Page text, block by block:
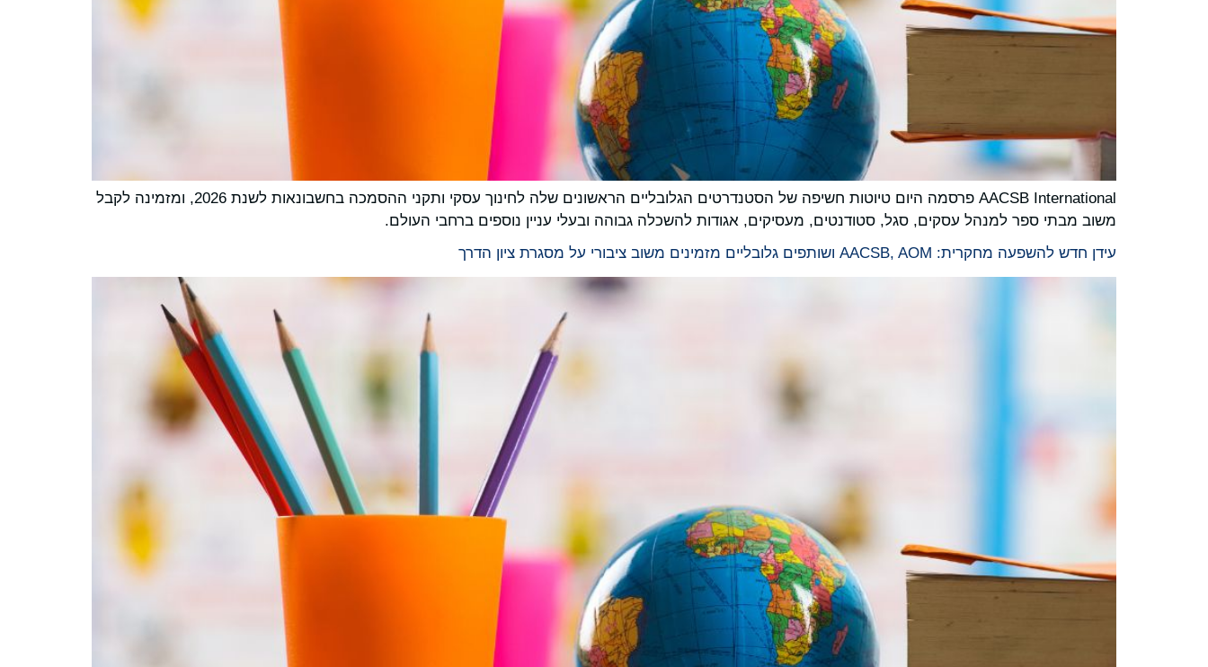
AACSB International פרסמה היום טיוטות חשיפה של הסטנדרטים הגלובליים הראשונים שלה לחינוך עסקי ותקני ההסמכה בחשבונאות לשנת 2026, ומזמינה לקבל
משוב מבתי ספר למנהל עסקים, סגל, סטודנטים, מעסיקים, אגודות להשכלה גבוהה ובעלי עניין נוספים ברחבי העולם.
עידן חדש להשפעה מחקרית: AACSB, AOM ושותפים גלובליים מזמינים משוב ציבורי על מסגרת ציון הדרך